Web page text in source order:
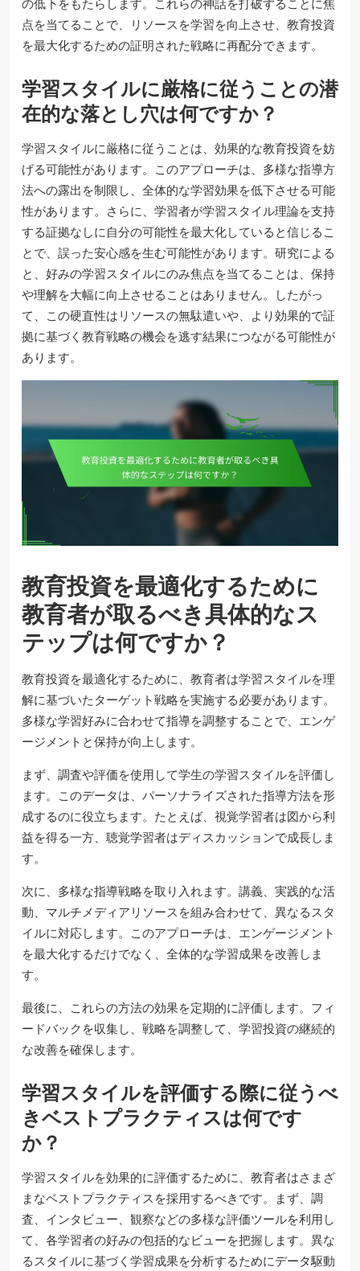
点を当てることで、リソースを学習を向上させ、教育投資
を最大化するための証明された戦略に再配分できます。
学習スタイルに厳格に従うことの潜
在的な落とし穴は何ですか？
学習スタイルに厳格に従うことは、効果的な教育投資を妨
げる可能性があります。このアプローチは、多様な指導方
法への露出を制限し、全体的な学習効果を低下させる可能
性があります。さらに、学習者が学習スタイル理論を支持
する証拠なしに自分の可能性を最大化していると信じるこ
とで、誤った安心感を生む可能性があります。研究による
と、好みの学習スタイルにのみ焦点を当てることは、保持
や理解を大幅に向上させることはありません。したがっ
て、この硬直性はリソースの無駄遣いや、より効果的で証
拠に基づく教育戦略の機会を逃す結果につながる可能性が
あります。
教育投資を最適化するために
教育者が取るべき具体的なス
テップは何ですか？
教育投資を最適化するために、教育者は学習スタイルを理
解に基づいたターゲット戦略を実施する必要があります。
多様な学習好みに合わせて指導を調整することで、エンゲ
ージメントと保持が向上します。
まず、調査や評価を使用して学生の学習スタイルを評価し
ます。このデータは、パーソナライズされた指導方法を形
成するのに役立ちます。たとえば、視覚学習者は図から利
益を得る一方、聴覚学習者はディスカッションで成長しま
す。
次に、多様な指導戦略を取り入れます。講義、実践的な活
動、マルチメディアリソースを組み合わせて、異なるスタ
イルに対応します。このアプローチは、エンゲージメント
を最大化するだけでなく、全体的な学習成果を改善しま
す。
最後に、これらの方法の効果を定期的に評価します。フィ
ードバックを収集し、戦略を調整して、学習投資の継続的
な改善を確保します。
学習スタイルを評価する際に従うべ
きベストプラクティスは何です
か？
学習スタイルを効果的に評価するために、教育者はさまざ
まなベストプラクティスを採用するべきです。まず、調
査、インタビュー、観察などの多様な評価ツールを利用し
て、各学習者の好みの包括的なビューを把握します。異な
るスタイルに基づく学習成果を分析するためにデータ駆動